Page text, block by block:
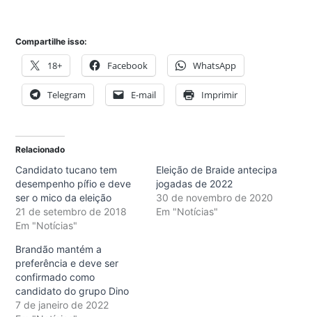
Compartilhe isso:
18+ Facebook WhatsApp
Telegram E-mail Imprimir
Relacionado
Candidato tucano tem
desempenho pífio e deve
ser o mico da eleição
21 de setembro de 2018
Em "Notícias"
Eleição de Braide antecipa
jogadas de 2022
30 de novembro de 2020
Em "Notícias"
Brandão mantém a
preferência e deve ser
confirmado como
candidato do grupo Dino
7 de janeiro de 2022